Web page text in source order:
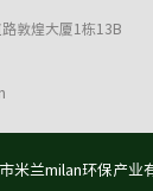
敦煌大厦1栋13B
米兰milan环保产业